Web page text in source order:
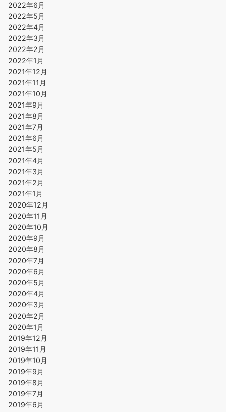
2022年6月
2022年5月
2022年4月
2022年3月
2022年2月
2022年1月
2021年12月
2021年11月
2021年10月
2021年9月
2021年8月
2021年7月
2021年6月
2021年5月
2021年4月
2021年3月
2021年2月
2021年1月
2020年12月
2020年11月
2020年10月
2020年9月
2020年8月
2020年7月
2020年6月
2020年5月
2020年4月
2020年3月
2020年2月
2020年1月
2019年12月
2019年11月
2019年10月
2019年9月
2019年8月
2019年7月
2019年6月